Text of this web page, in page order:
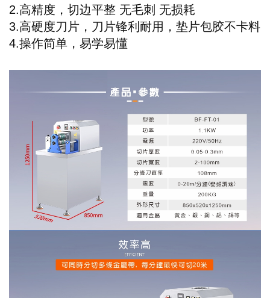
2.高精度，切边平整 无毛刺 无损耗
3.高硬度刀片，刀片锋利耐用，垫片包胶不卡料
4.操作简单，易学易懂